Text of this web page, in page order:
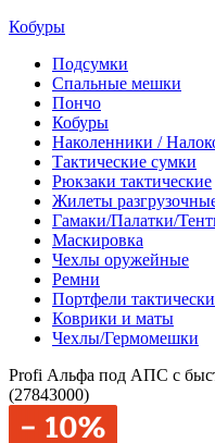
Кобуры
Подсумки
Спальные мешки
Пончо
Кобуры
Наколенники /
Тактические сумки
Рюкзаки тактические
Жилеты
Гамаки/Палатки/
Маскировка
Чехлы оружейные
Ремни
Портфели
Коврики и маты
Чехлы/Гермомешки
Profi Альфа под АПС с
(27843000)